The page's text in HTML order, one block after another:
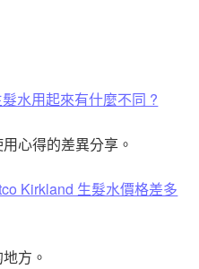
水用起來有什麼不同 ?
心得的差異分享。
Kirkland 生髮水價格差多
方。